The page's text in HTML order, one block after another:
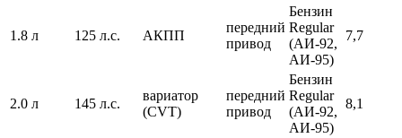
1.8 л 125 л.с. АКПП
передний
привод
Бензин
Regular
(АИ-92,
АИ-95)
7,7
2.0 л 145 л.с.
вариатор
(CVT)
передний
привод
Бензин
Regular
(АИ-92,
АИ-95)
8,1